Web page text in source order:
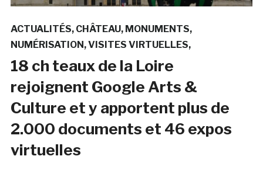
ACTUALITÉS CHÂTEAU MONUMENTS
NUMÉRISATION VISITES VIRTUELLES
18 ch teaux de la Loire
rejoignent Google Arts &
Culture et y apportent plus de
2.000 documents et 46 expos
virtuelles